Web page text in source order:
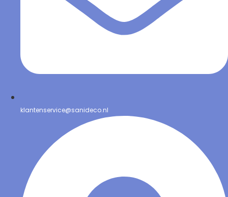
klantenservice@sanideco.nl